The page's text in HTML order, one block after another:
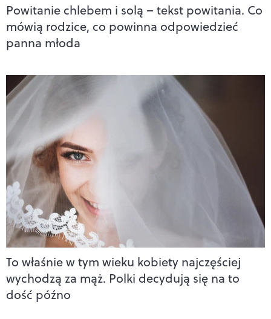
Powitanie chlebem i solą – tekst powitania. Co
mówią rodzice, co powinna odpowiedzieć
panna młoda
To właśnie w tym wieku kobiety najczęściej
wychodzą za mąż. Polki decydują się na to
dość późno